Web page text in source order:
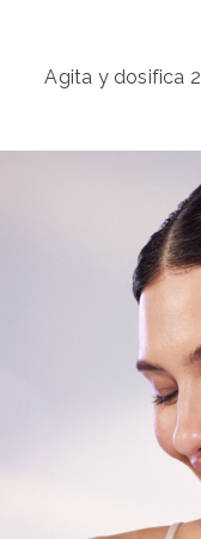
Agita y dosifica